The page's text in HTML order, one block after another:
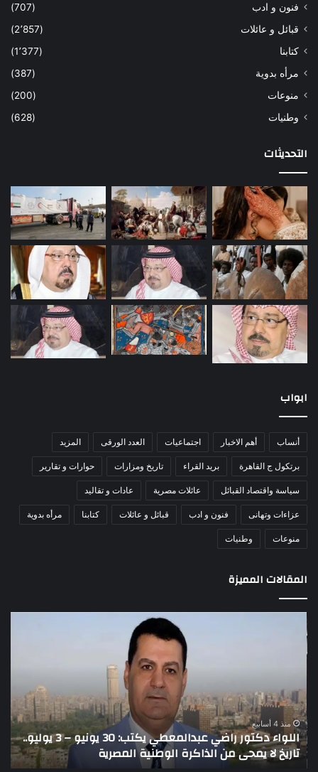
فنون و ادب
(707)
قبائل و عائلات
(2٬857)
كتابنا
(1٬377)
مرأه بدوية
(387)
منوعات
(200)
وطنيات
(628)
التحديثات
ابواب
أنساب أهم الاخبار اجتماعيات العدد الورقى المزيد
برتكول ج القاهرة بريد القراء تاريخ ومزارات حوارات و تقارير
سياسة واقتصاد القبائل عائلات مصرية عادات و تقاليد
عزاءات وتهانى فنون و ادب قبائل و عائلات كتابنا مرأه بدوية
منوعات وطنيات
المقالات المميزة
اللواء
دكتور
30
يونيو
–
3
يوليو..
تاريخ
منذ 4 أسابيع
اللواء دكتور راضي عبدالمعطي يكتب: 30 يونيو – 3 يوليو..
تاريخ لا يمحى من الذاكرة الوطنية المصرية